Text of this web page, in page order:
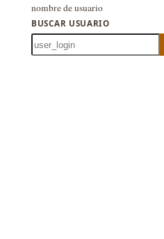
nombre de usuario
BUSCAR USUARIO